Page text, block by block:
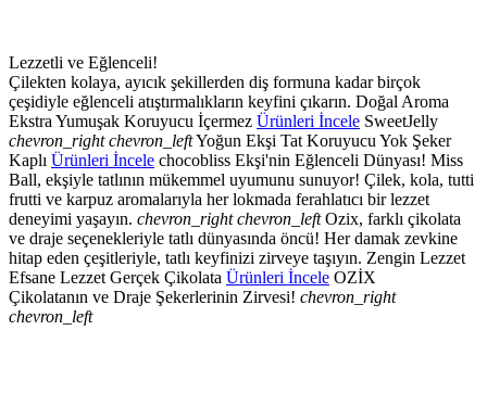
Lezzetli ve Eğlenceli!
Çilekten kolaya, ayıcık şekillerden diş formuna kadar birçok
çeşidiyle eğlenceli atıştırmalıkların keyfini çıkarın. Doğal Aroma
Ekstra Yumuşak Koruyucu İçermez Ürünleri İncele SweetJelly
chevron_right chevron_leftYoğun Ekşi Tat Koruyucu Yok Şeker
Kaplı Ürünleri İncele chocobliss Ekşi'nin Eğlenceli Dünyası! Miss
Ball, ekşiyle tatlının mükemmel uyumunu sunuyor! Çilek, kola, tutti
frutti ve karpuz aromalarıyla her lokmada ferahlatıcı bir lezzet
deneyimi yaşayın. chevron_right chevron_left Ozix, farklı çikolata
ve draje seçenekleriyle tatlı dünyasında öncü! Her damak zevkine
hitap eden çeşitleriyle, tatlı keyfinizi zirveye taşıyın. Zengin Lezzet
Efsane Lezzet Gerçek Çikolata Ürünleri İncele OZİX
Çikolatanın ve Draje Şekerlerinin Zirvesi! chevron_right
chevron_left